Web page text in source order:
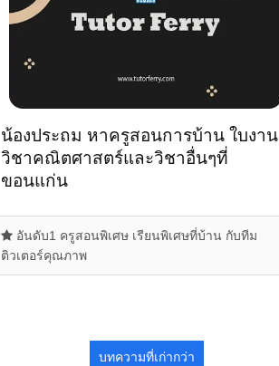
น้องประถม หาครูสอนการบ้าน ใบงาน
วิชาคณิตศาสตร์และวิชาอื่นๆที่
ขอนแก่น
อันดับ1 ครูสอนพิเศษ เรียนพิเศษที่บ้าน กับทีม
ติวเตอร์คุณภาพ
บทความที่เก่ากว่า